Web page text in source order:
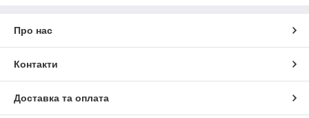
Про нас
Контакти
Доставка та оплата